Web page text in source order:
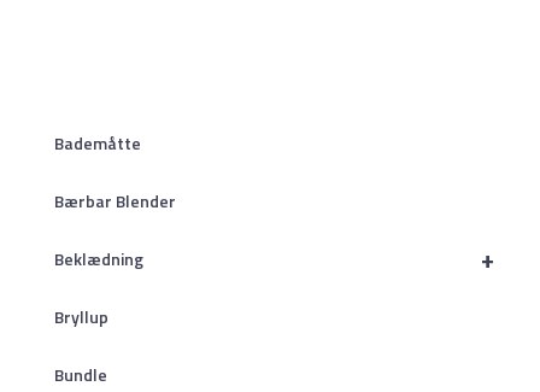
Bademåtte
Bærbar Blender
+
Beklædning
Bryllup
Bundle